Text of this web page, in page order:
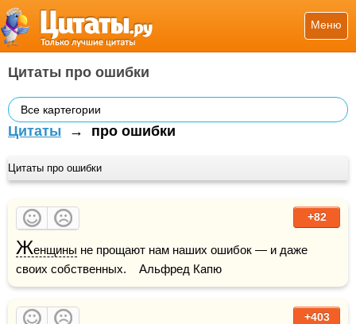
Меню
Цитаты про ошибки
Все картегории
Цитаты → про ошибки
Цитаты про ошибки
+82
Женщины не прощают нам наших ошибок — и даже
своих собственных.    Альфред Капю
+403